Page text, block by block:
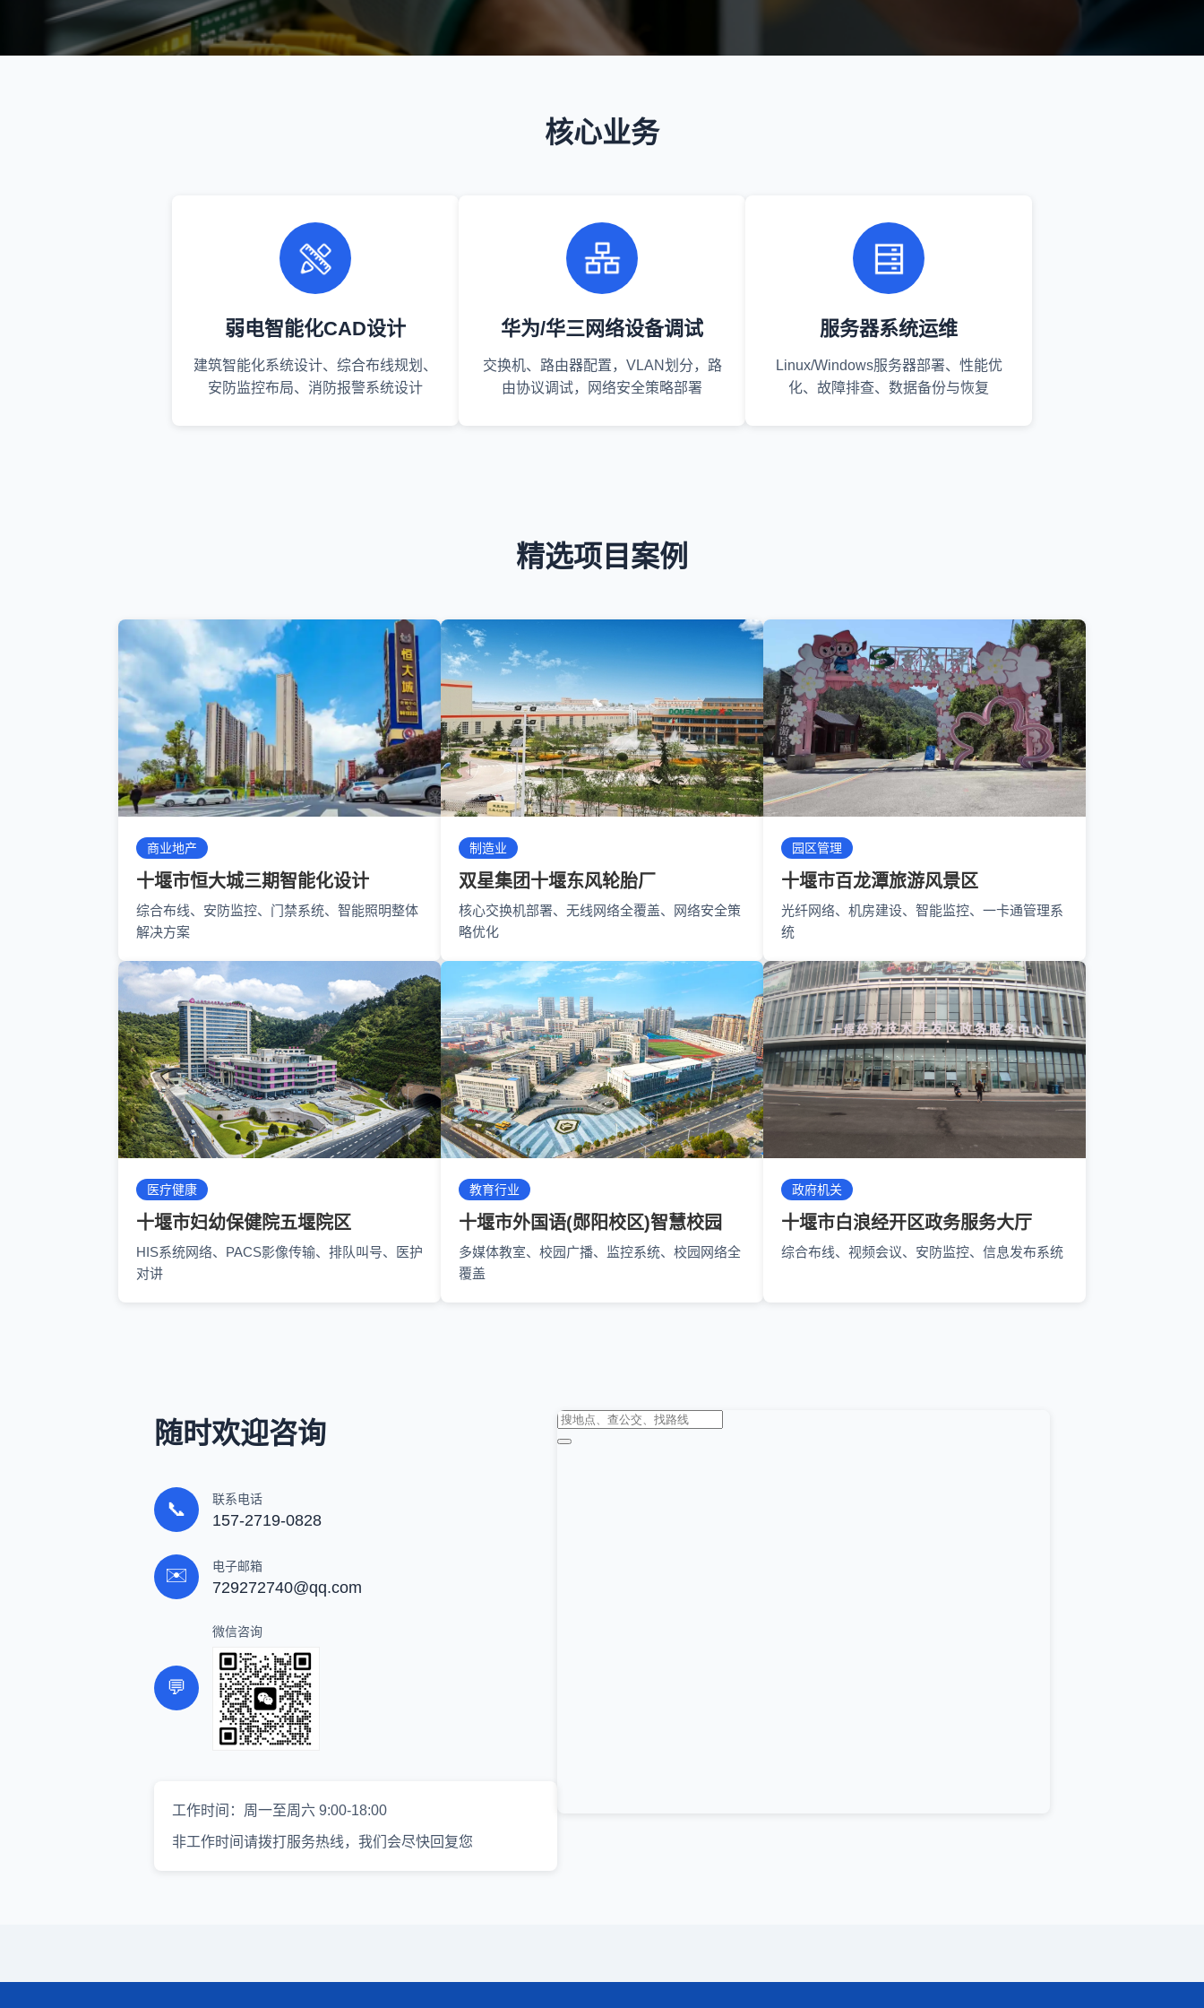
核心业务
弱电智能化CAD设计
建筑智能化系统设计、综合布线规划、
安防监控布局、消防报警系统设计
华为/华三网络设备调试
交换机、路由器配置，VLAN划分，路
由协议调试，网络安全策略部署
服务器系统运维
Linux/Windows服务器部署、性能优
化、故障排查、数据备份与恢复
精选项目案例
商业地产
十堰市恒大城三期智能化设计
综合布线、安防监控、门禁系统、智能照明整体
解决方案
制造业
双星集团十堰东风轮胎厂
核心交换机部署、无线网络全覆盖、网络安全策
略优化
园区管理
十堰市百龙潭旅游风景区
光纤网络、机房建设、智能监控、一卡通管理系
统
医疗健康
十堰市妇幼保健院五堰院区
HIS系统网络、PACS影像传输、排队叫号、医护
对讲
教育行业
十堰市外国语(郧阳校区)智慧校园
多媒体教室、校园广播、监控系统、校园网络全
覆盖
政府机关
十堰市白浪经开区政务服务大厅
综合布线、视频会议、安防监控、信息发布系统
随时欢迎咨询
📞 联系电话
157-2719-0828
✉️ 电子邮箱
729272740@qq.com
💬
微信咨询
工作时间：周一至周六 9:00-18:00
非工作时间请拨打服务热线，我们会尽快回复您